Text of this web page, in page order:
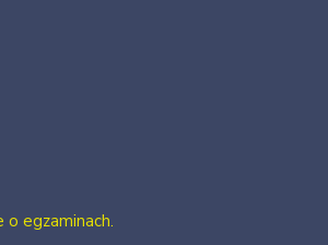
o egzaminach.